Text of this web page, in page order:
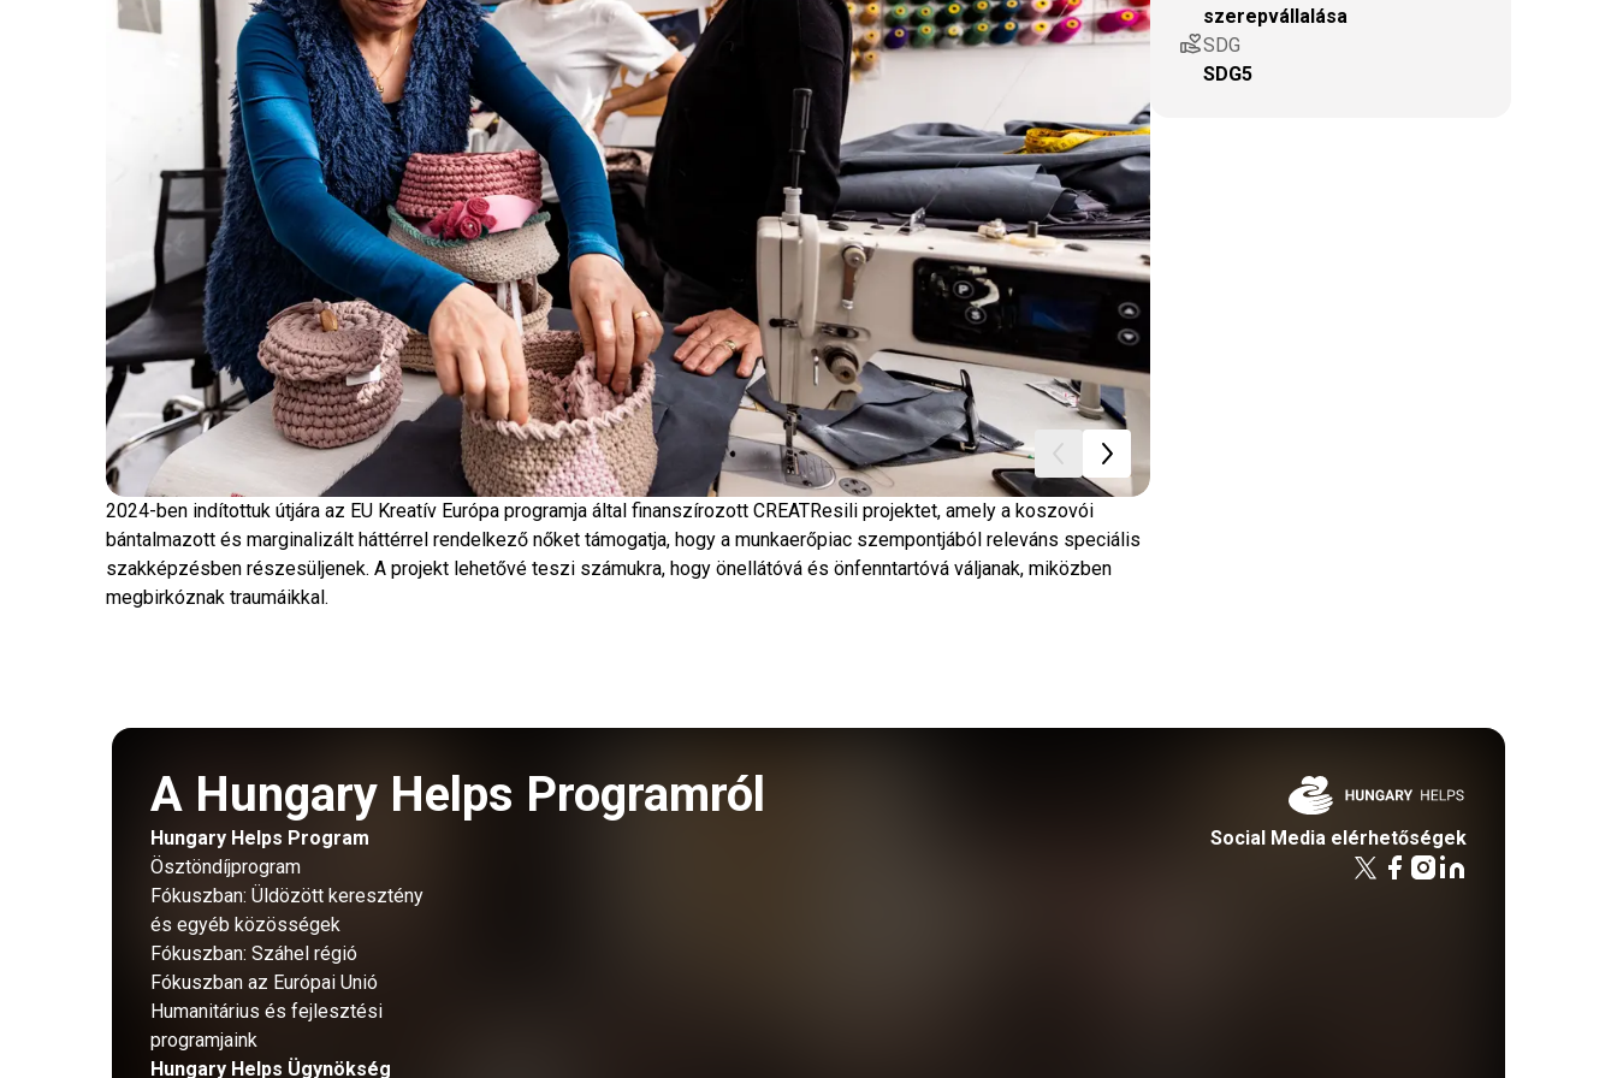
2024-ben indítottuk útjára az EU Kreatív Európa programja által finanszírozott CREATResili projektet, amely a koszovói
bántalmazott és marginalizált háttérrel rendelkező nőket támogatja, hogy a munkaerőpiac szempontjából releváns speciális
szakképzésben részesüljenek. A projekt lehetővé teszi számukra, hogy önellátóvá és önfenntartóvá váljanak, miközben
megbirkóznak traumáikkal.
szerepvállalása
volunteer_activismSDG
SDG5
A Hungary Helps Programról
Hungary Helps Program
Ösztöndíjprogram
Fókuszban: Üldözött keresztény
és egyéb közösségek
Fókuszban: Száhel régió
Fókuszban az Európai Unió
Humanitárius és fejlesztési
programjaink
Hungary Helps Ügynökség
Social Media elérhetőségek